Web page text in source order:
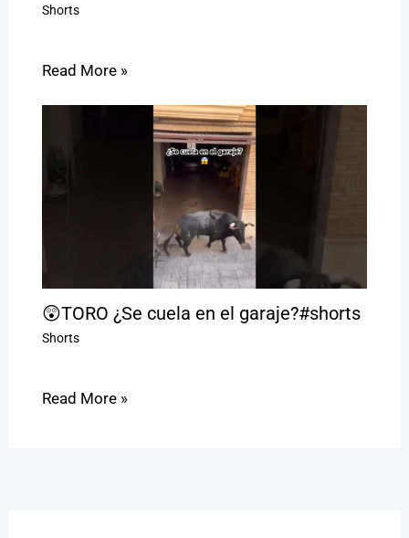
Shorts
Read More »
😲TORO ¿Se cuela en el garaje?#shorts
Shorts
Read More »